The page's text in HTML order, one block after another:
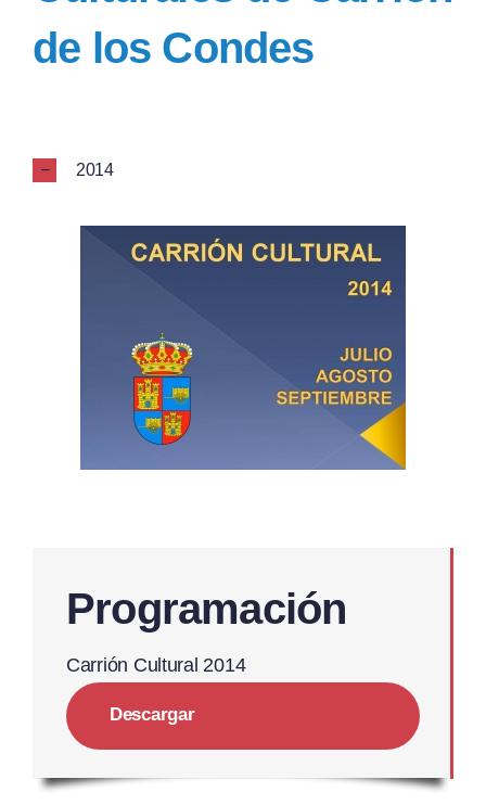
de los Condes
2014
Programación
Carrión Cultural 2014
Descargar